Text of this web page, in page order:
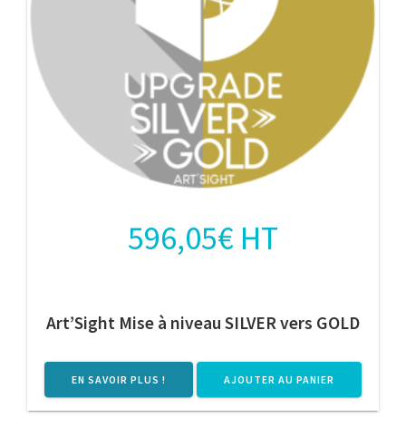
596,05€ HT
Art’Sight Mise à niveau SILVER vers GOLD
EN SAVOIR PLUS ! AJOUTER AU PANIER